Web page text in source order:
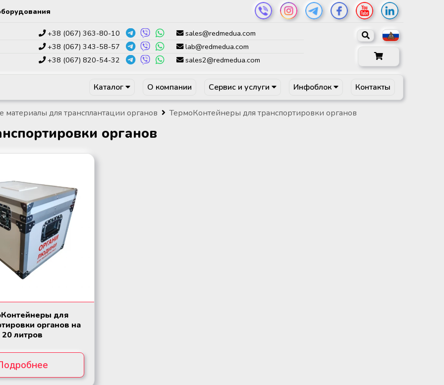
+38 (067) 363-80-10
sales@redmedua.com
+38 (067) 343-58-57
lab@redmedua.com
+38 (067) 820-54-32 sales2@redmedua.com
Каталог О компании Сервис и услуги Инфоблок Контакты
для трансплантации органов ТермоКонтейнеры для транспортировки органов
органов
для
органов на
20 литров